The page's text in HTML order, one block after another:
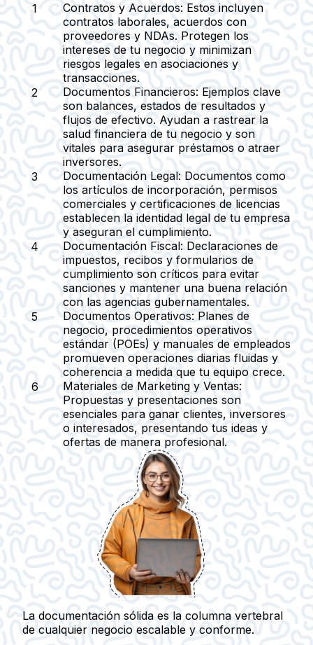
Contratos y Acuerdos: Estos incluyen
contratos laborales, acuerdos con
proveedores y NDAs. Protegen los
intereses de tu negocio y minimizan
riesgos legales en asociaciones y
transacciones.
Documentos Financieros: Ejemplos clave
son balances, estados de resultados y
flujos de efectivo. Ayudan a rastrear la
salud financiera de tu negocio y son
vitales para asegurar préstamos o atraer
inversores.
Documentación Legal: Documentos como
los artículos de incorporación, permisos
comerciales y certificaciones de licencias
establecen la identidad legal de tu empresa
y aseguran el cumplimiento.
Documentación Fiscal: Declaraciones de
impuestos, recibos y formularios de
cumplimiento son críticos para evitar
sanciones y mantener una buena relación
con las agencias gubernamentales.
Documentos Operativos: Planes de
negocio, procedimientos operativos
estándar (POEs) y manuales de empleados
promueven operaciones diarias fluidas y
coherencia a medida que tu equipo crece.
Materiales de Marketing y Ventas:
Propuestas y presentaciones son
esenciales para ganar clientes, inversores
o interesados, presentando tus ideas y
ofertas de manera profesional.
La documentación sólida es la columna vertebral
de cualquier negocio escalable y conforme.